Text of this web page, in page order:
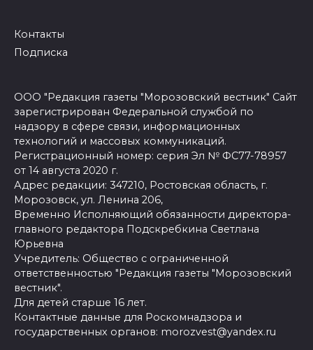
Контакты
Подписка
ООО "Редакция газеты "Морозовский вестник" Сайт
зарегистрирован Федеральной службой по
надзору в сфере связи, информационных
технологий и массовых коммуникаций.
Регистрационный номер: серия Эл № ФС77-78957
от 14 августа 2020 г.
Адрес редакции: 347210, Ростовская область, г.
Морозовск, ул. Ленина 206,
Временно Исполняющий обязанности директора-
главного редактора Подскребкина Светлана
Юрьевна
Учредитель: Общество с ограниченной
ответственностью "Редакция газеты "Морозовский
вестник".
Для детей старше 16 лет.
Контактные данные для Роскомнадзора и
государственных органов: morozvest@yandex.ru